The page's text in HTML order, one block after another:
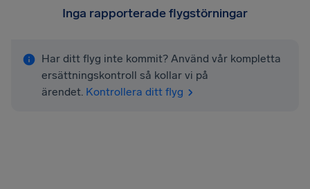
Inga rapporterade flygstörningar
Har ditt flyg inte kommit? Använd vår kompletta
ersättningskontroll så kollar vi på
ärendet. Kontrollera ditt flyg